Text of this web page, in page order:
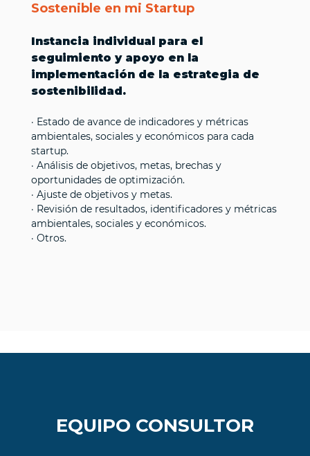
Sostenible en mi Startup
Instancia individual para el
seguimiento y apoyo en la
implementación de la estrategia de
sostenibilidad.
· Estado de avance de indicadores y métricas
ambientales, sociales y económicos para cada
startup.
· Análisis de objetivos, metas, brechas y
oportunidades de optimización.
· Ajuste de objetivos y metas.
· Revisión de resultados, identificadores y métricas
ambientales, sociales y económicos.
· Otros.
EQUIPO CONSULTOR